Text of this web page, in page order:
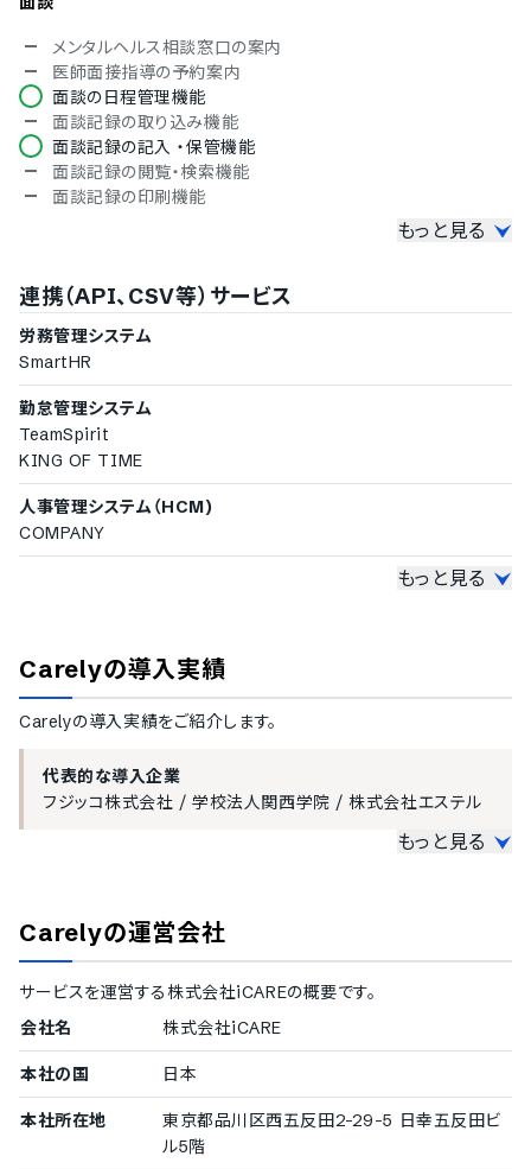
メンタルヘルス相談窓口の案内
医師面接指導の予約案内
面談の日程管理機能
面談記録の取り込み機能
面談記録の記入 ・保管機能
面談記録の閲覧・検索機能
面談記録の印刷機能
長時間労働の管理機能
過重労働者情報取り込み機能
リスクリポート出力機能
各種労基署報告書の作成機能
分析
組織分析機能機能
プレゼンティズム分析機能
自由質問アンケート実施機能
パーソナルデータ管理機能
専門職サポート
嘱託産業医の紹介
ハラスメント相談窓口機能
社員研修・健康教育の提供
もっと見る
連携（API、CSV等）サービス
労務管理システム
SmartHR
勤怠管理システム
TeamSpirit
KING OF TIME
人事管理システム（HCM)
COMPANY
マネーフォワード ケッサイ
時間管理Webアプリケーショ
ン
Googleカレンダー
もっと見る
Carelyの導入実績
Carelyの導入実績をご紹介します。
代表的な導入企業
フジッコ株式会社 /学校法人関西学院 /株式会社エステル
1000名以上
株式会社オービックビジネスコンサルタント/株式会社クボ
タ/LINE株式会社/日清食品ホールディングス株式会社
フジッコ株式会社/株式会社フォーシーズ
X/朝日航洋株式会社/ハリマ化成グループ株式会社/テ
クノプロ・ホールディングス株式会社
/TOYO TIRE株式会社/株式会社タカギ
500〜999名
株式会社コロプラ/株式会社インフォマート
もっと見る
Carelyの運営会社
サービスを運営する株式会社iCAREの概要です。
会社名
株式会社iCARE
本社の国 日本
本社所在地
東京都品川区西五反田2-29-5 日幸五反田ビ
ル5階